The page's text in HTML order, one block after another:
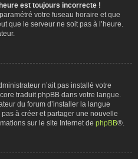
est toujours incorrecte !
votre fuseau horaire et que
que le serveur ne soit pas à l’heure.
n’ait pas installé votre
traduit phpBB dans votre langue.
du forum d’installer la langue
à créer et partager une nouvelle
sur le site Internet de phpBB®.